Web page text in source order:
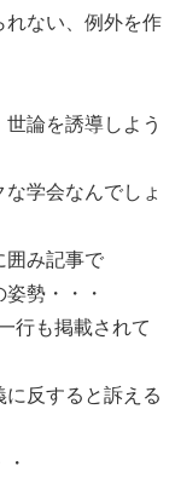
れない、例外を作
論を誘導しよう
学会なんでしょ
囲み記事で
勢・・・
行も掲載されて
反すると訴える